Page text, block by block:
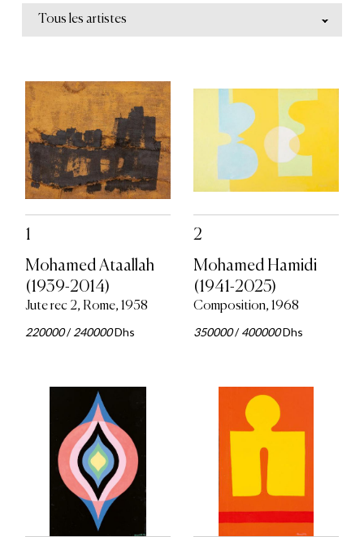
Tous les artistes
1
Mohamed Ataallah
(1939-2014)
Jute rec 2, Rome, 1958
220000/240000Dhs
2
Mohamed Hamidi
(1941-2025)
Composition, 1968
350000/400000Dhs